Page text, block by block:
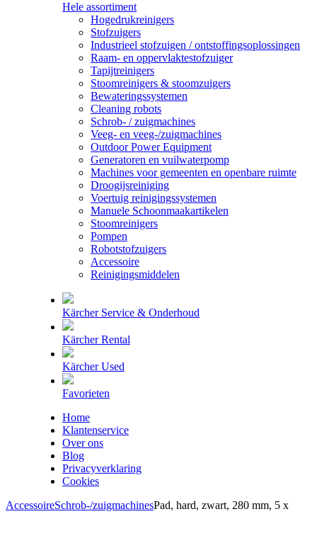
Hele assortiment
Hogedrukreinigers
Stofzuigers
Industrieel stofzuigen / ontstoffingsoplossingen
Raam- en oppervlaktestofzuiger
Tapijtreinigers
Stoomreinigers & stoomzuigers
Bewateringssystemen
Cleaning robots
Schrob- / zuigmachines
Veeg- en veeg-/zuigmachines
Outdoor Power Equipment
Generatoren en vuilwaterpomp
Machines voor gemeenten en openbare ruimte
Droogijsreiniging
Voertuig reinigingssystemen
Manuele Schoonmaakartikelen
Stoomreinigers
Pompen
Robotstofzuigers
Accessoire
Reinigingsmiddelen
Kärcher Service & Onderhoud
Kärcher Rental
Kärcher Used
Favorieten
Home
Klantenservice
Over ons
Blog
Privacyverklaring
Cookies
AccessoireSchrob-/zuigmachinesPad, hard, zwart, 280 mm, 5 x